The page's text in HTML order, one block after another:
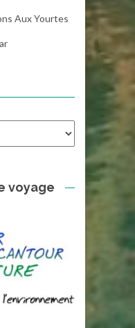
Aux Yourtes
voyage